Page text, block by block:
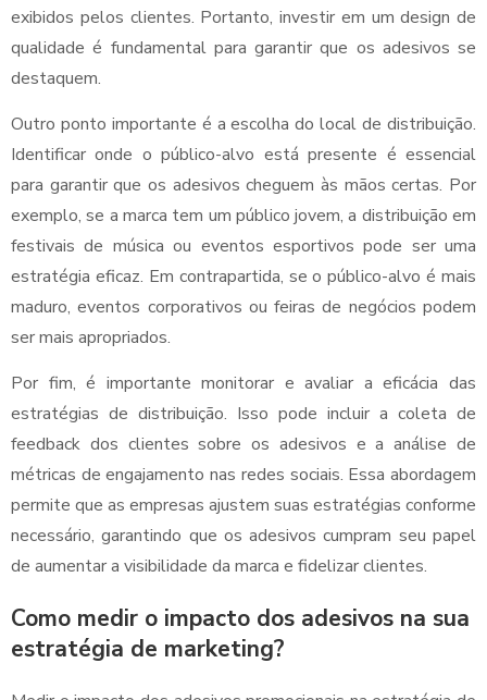
exibidos pelos clientes. Portanto, investir em um design de
qualidade é fundamental para garantir que os adesivos se
destaquem.
Outro ponto importante é a escolha do local de distribuição.
Identificar onde o público-alvo está presente é essencial
para garantir que os adesivos cheguem às mãos certas. Por
exemplo, se a marca tem um público jovem, a distribuição em
festivais de música ou eventos esportivos pode ser uma
estratégia eficaz. Em contrapartida, se o público-alvo é mais
maduro, eventos corporativos ou feiras de negócios podem
ser mais apropriados.
Por fim, é importante monitorar e avaliar a eficácia das
estratégias de distribuição. Isso pode incluir a coleta de
feedback dos clientes sobre os adesivos e a análise de
métricas de engajamento nas redes sociais. Essa abordagem
permite que as empresas ajustem suas estratégias conforme
necessário, garantindo que os adesivos cumpram seu papel
de aumentar a visibilidade da marca e fidelizar clientes.
Como medir o impacto dos adesivos na sua
estratégia de marketing?